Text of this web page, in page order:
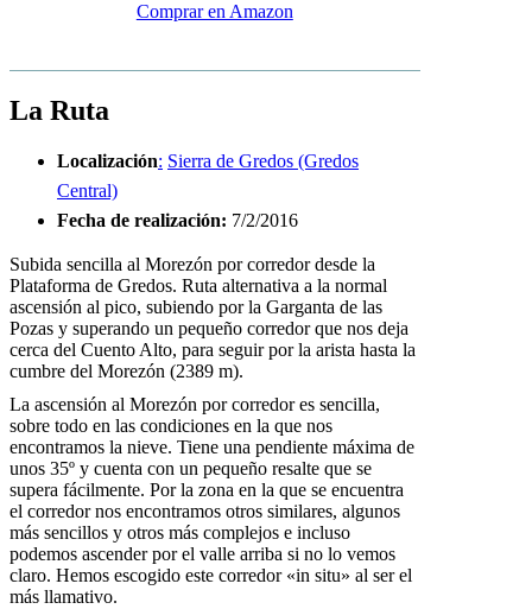
Comprar en Amazon
La Ruta
Localización: Sierra de Gredos (Gredos
Central)
Fecha de realización: 7/2/2016
Subida sencilla al Morezón por corredor desde la
Plataforma de Gredos. Ruta alternativa a la normal
ascensión al pico, subiendo por la Garganta de las
Pozas y superando un pequeño corredor que nos deja
cerca del Cuento Alto, para seguir por la arista hasta la
cumbre del Morezón (2389 m).
La ascensión al Morezón por corredor es sencilla,
sobre todo en las condiciones en la que nos
encontramos la nieve. Tiene una pendiente máxima de
unos 35º y cuenta con un pequeño resalte que se
supera fácilmente. Por la zona en la que se encuentra
el corredor nos encontramos otros similares, algunos
más sencillos y otros más complejos e incluso
podemos ascender por el valle arriba si no lo vemos
claro. Hemos escogido este corredor «in situ» al ser el
más llamativo.